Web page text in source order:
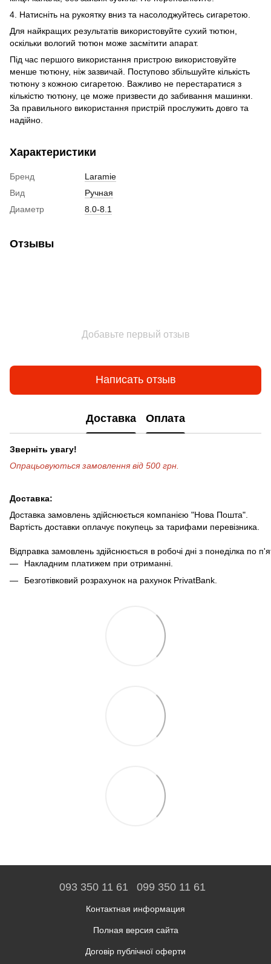
4. Натисніть на рукоятку вниз та насолоджуйтесь сигаретою.
Для найкращих результатів використовуйте сухий тютюн,
оскільки вологий тютюн може засмітити апарат.
Під час першого використання пристрою використовуйте
менше тютюну, ніж зазвичай. Поступово збільшуйте кількість
тютюну з кожною сигаретою. Важливо не перестаратися з
кількістю тютюну, це може призвести до забивання машинки.
За правильного використання пристрій прослужить довго та
надійно.
Характеристики
Бренд
Laramie
Вид
Ручная
Диаметр
8.0-8.1
Отзывы
Добавьте первый отзыв
Написать отзыв
Доставка Оплата
Зверніть увагу!
Опрацьовуються замовлення від 500 грн.
Доставка:
Доставка замовлень здійснюється компанією "Нова Пошта".
Вартість доставки оплачує покупець за тарифами перевізника.
Відправка замовлень здійснюється в робочі дні з понеділка по
Накладним платижем при отриманні.
Безготівковий розрахунок на рахунок PrivatBank.
093 350 11 61 099 350 11 61
Контактная информация
Полная версия сайта
Договір публічної оферти